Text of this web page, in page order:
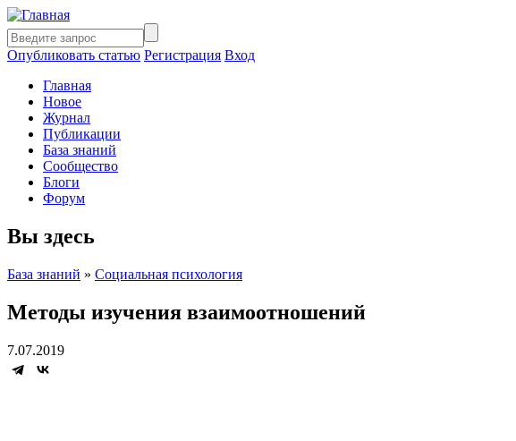
Опубликовать статью Регистрация Вход
Главная
Новое
Журнал
Публикации
База знаний
Сообщество
Блоги
Форум
Вы здесь
База знаний » Социальная психология
Методы изучения взаимоотношений
7.07.2019